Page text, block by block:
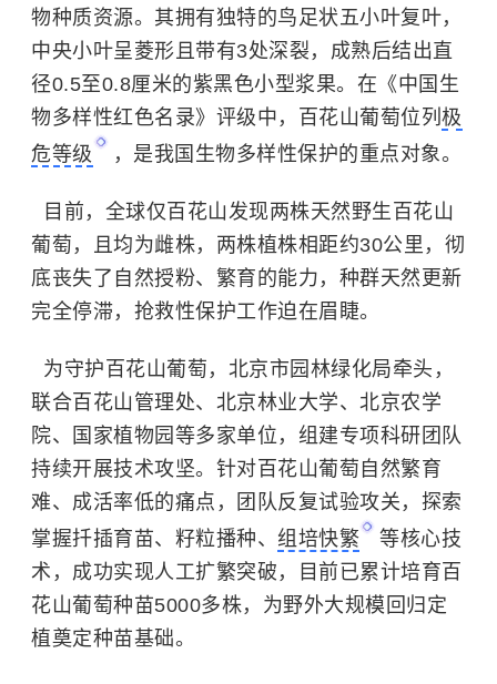
物种质资源。其拥有独特的鸟足状五小叶复叶，
中央小叶呈菱形且带有3处深裂，成熟后结出直
径0.5至0.8厘米的紫黑色小型浆果。在《中国生
物多样性红色名录》评级中，百花山葡萄位列 极
危等级
，是我国生物多样性保护的重点对象。
目前，全球仅百花山发现两株天然野生百花山
葡萄，且均为雌株，两株植株相距约30公里，彻
底丧失了自然授粉、繁育的能力，种群天然更新
完全停滞，抢救性保护工作迫在眉睫。
为守护百花山葡萄，北京市园林绿化局牵头，
联合百花山管理处、北京林业大学、北京农学
院、国家植物园等多家单位，组建专项科研团队
持续开展技术攻坚。针对百花山葡萄自然繁育
难、成活率低的痛点，团队反复试验攻关，探索
掌握扦插育苗、籽粒播种、 组培快繁
等核心技
术，成功实现人工扩繁突破，目前已累计培育百
花山葡萄种苗5000多株，为野外大规模回归定
植奠定种苗基础。